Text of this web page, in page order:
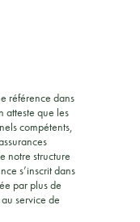
référence dans
atteste que les
compétents,
notre structure
s’inscrit dans
par plus de
service de